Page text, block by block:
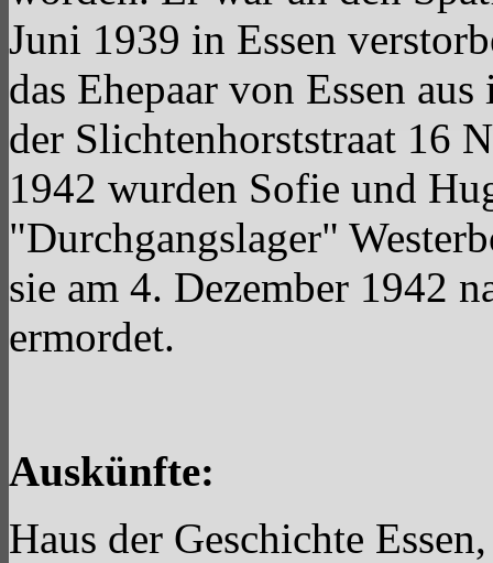
Juni 1939 in Essen
das Ehepaar von Essen
der Slichtenhorststraat 16
1942 wurden Sofie und
"Durchgangslager"
sie am 4. Dezember 1942
ermordet.
Auskünfte:
Haus der Geschichte